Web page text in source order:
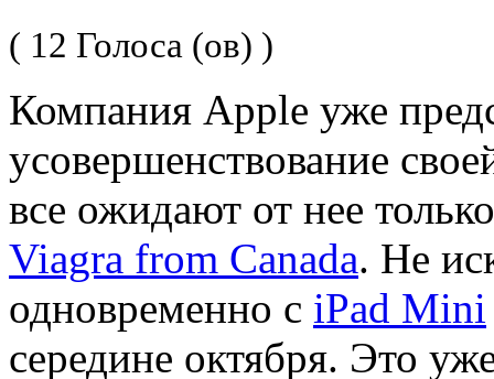
( 12 Голоса (ов) )
Компания Apple уже
усовершенствование
все ожидают от нее
Viagra from Canada. Не
одновременно с iPad Mini
середине октября. Это